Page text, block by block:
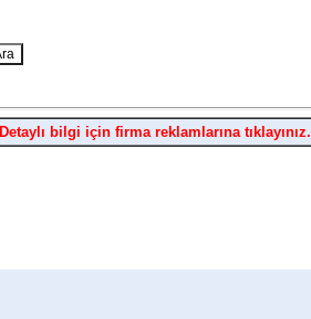
Detaylı bilgi için firma reklamlarına tıklayınız.